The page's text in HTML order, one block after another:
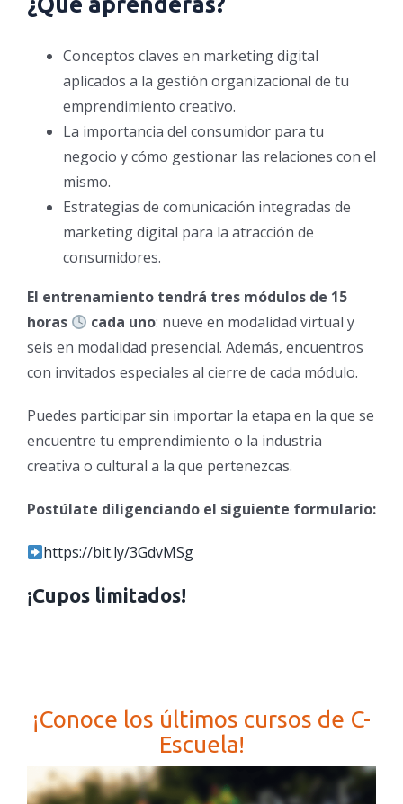
Conceptos claves en marketing digital
aplicados a la gestión organizacional de tu
emprendimiento creativo.
La importancia del consumidor para tu
negocio y cómo gestionar las relaciones con el
mismo.
Estrategias de comunicación integradas de
marketing digital para la atracción de
consumidores.
El entrenamiento tendrá tres módulos de 15
horas
cada uno: nueve en modalidad virtual y
seis en modalidad presencial. Además, encuentros
con invitados especiales al cierre de cada módulo.
Puedes participar sin importar la etapa en la que se
encuentre tu emprendimiento o la industria
creativa o cultural a la que pertenezcas.
Postúlate diligenciando el siguiente formulario:
https://bit.ly/3GdvMSg
¡Cupos limitados!
¡Conoce los últimos cursos de C-
Escuela!